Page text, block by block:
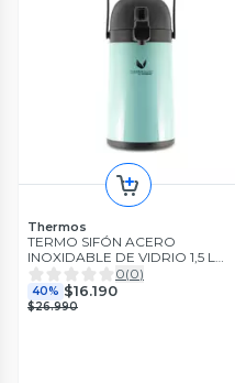
Thermos
TERMO SIFÓN ACERO
INOXIDABLE DE VIDRIO 1,5 LT
AQUA
0(0)
40% $16.190
$26.990